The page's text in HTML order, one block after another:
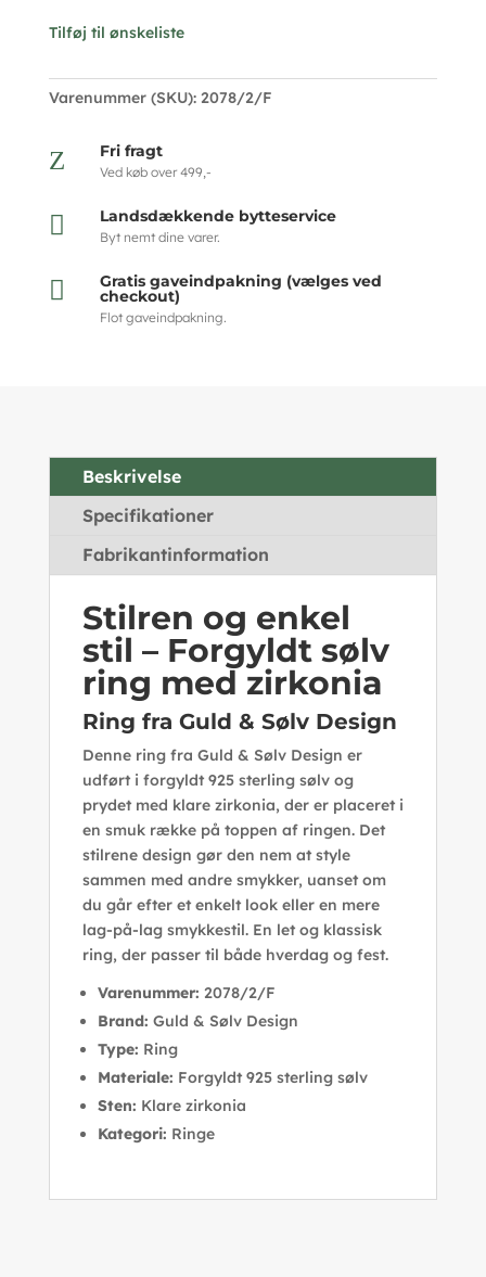
Tilføj til ønskeliste
Varenummer (SKU): 2078/2/F
Z Fri fragt
Ved køb over 499,-
 Landsdækkende bytteservice
Byt nemt dine varer.
 Gratis gaveindpakning (vælges ved
checkout)
Flot gaveindpakning.
Beskrivelse
Specifikationer
Fabrikantinformation
Stilren og enkel
stil – Forgyldt sølv
ring med zirkonia
Ring fra Guld & Sølv Design
Denne ring fra Guld & Sølv Design er
udført i forgyldt 925 sterling sølv og
prydet med klare zirkonia, der er placeret i
en smuk række på toppen af ringen. Det
stilrene design gør den nem at style
sammen med andre smykker, uanset om
du går efter et enkelt look eller en mere
lag-på-lag smykkestil. En let og klassisk
ring, der passer til både hverdag og fest.
Varenummer: 2078/2/F
Brand: Guld & Sølv Design
Type: Ring
Materiale: Forgyldt 925 sterling sølv
Sten: Klare zirkonia
Kategori: Ringe